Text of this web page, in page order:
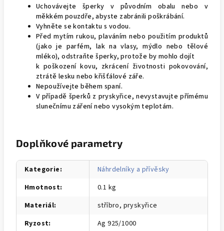
Uchovávejte šperky v původním obalu nebo v
měkkém pouzdře, abyste zabránili poškrábání.
Vyhněte se kontaktu s vodou.
Před mytím rukou, plaváním nebo použitím produktů
(jako je parfém, lak na vlasy, mýdlo nebo tělové
mléko), odstraňte šperky, protože by mohlo dojít
k poškození kovu, zkrácení životnosti pokovování,
ztrátě lesku nebo křišťálové záře.
Nepoužívejte během spaní.
V případě šperků z pryskyřice, nevystavujte přímému
slunečnímu záření nebo vysokým teplotám.
Doplňkové parametry
Kategorie:
Náhrdelníky a přívěsky
Hmotnost:
0.1 kg
Materiál:
stříbro, pryskyřice
Ryzost:
Ag 925/1000